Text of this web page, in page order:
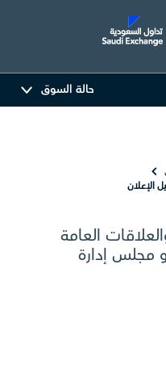
حالة السوق
الإعلان
العامة
مجلس إدارة